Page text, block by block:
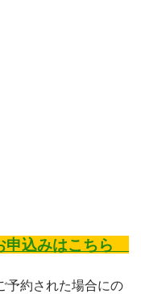
申込みはこちら
予約された場合にの